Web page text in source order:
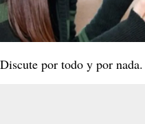
Discute por todo y por nada.